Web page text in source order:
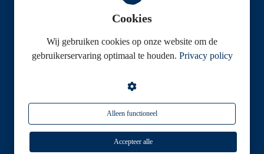
© Klantenservice Federatie
Cookies
Wij gebruiken cookies op onze website om de
gebruikerservaring optimaal te houden. Privacy policy
Alleen functioneel
Accepteer alle